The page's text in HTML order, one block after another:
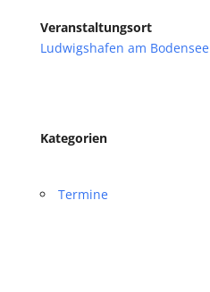
Veranstaltungsort
Ludwigshafen am Bodensee
Kategorien
Termine